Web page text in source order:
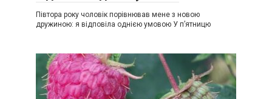
Півтора року чоловік порівнював мене з новою
дружиною: я відповіла однією умовою У п’ятницю